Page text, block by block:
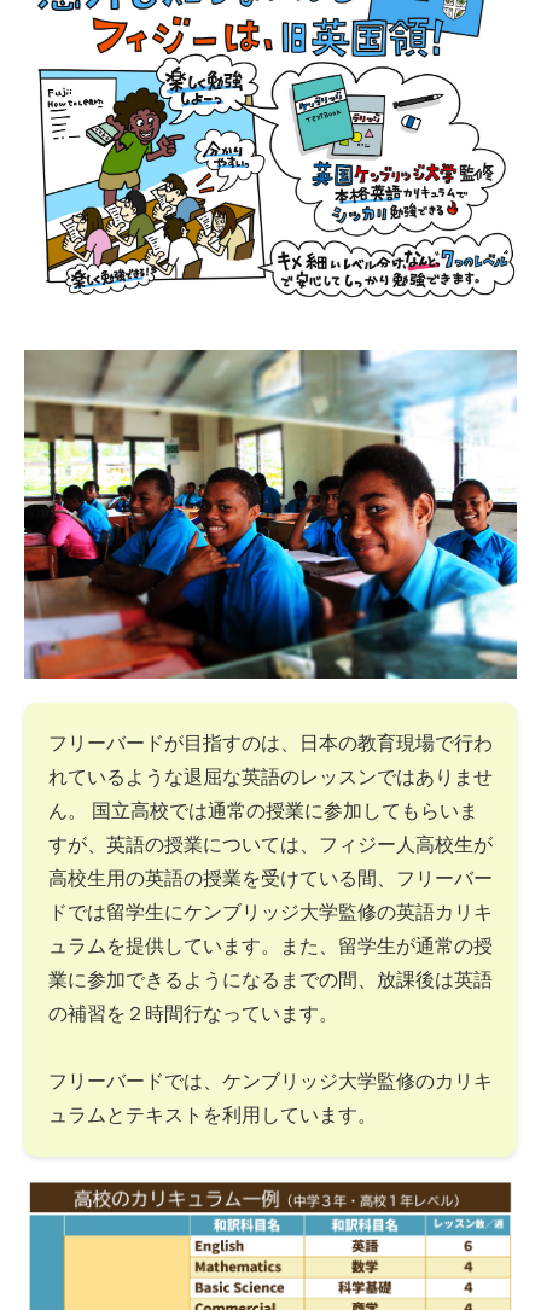
フリーバードが目指すのは、日本の教育現場で行わ
れているような退屈な英語のレッスンではありませ
ん。 国立高校では通常の授業に参加してもらいま
すが、英語の授業については、フィジー人高校生が
高校生用の英語の授業を受けている間、フリーバー
ドでは留学生にケンブリッジ大学監修の英語カリキ
ュラムを提供しています。また、留学生が通常の授
業に参加できるようになるまでの間、放課後は英語
の補習を２時間行なっています。
フリーバードでは、ケンブリッジ大学監修のカリキ
ュラムとテキストを利用しています。